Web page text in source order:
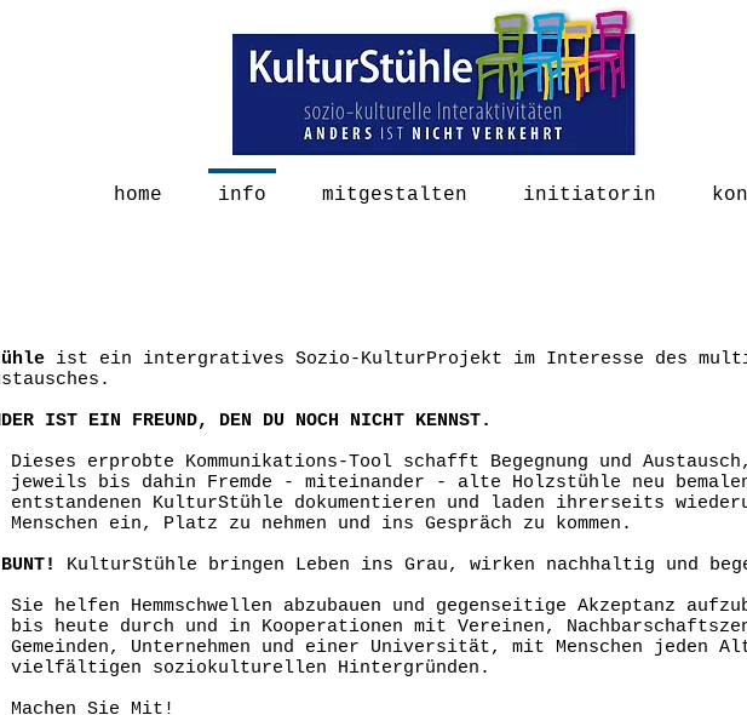
home info mitgestalten initiatorin
ist ein intergratives Sozio-KulturProjekt im Interesse des
IST EIN FREUND, DEN DU NOCH NICHT KENNST.
Dieses erprobte Kommunikations-Tool schafft Begegnung und
jeweils bis dahin Fremde - miteinander - alte Holzstühle neu
entstandenen KulturStühle dokumentieren und laden ihrerseits
Menschen ein, Platz zu nehmen und ins Gespräch zu kommen.
KulturStühle bringen Leben ins Grau, wirken nachhaltig und
Sie helfen Hemmschwellen abzubauen und gegenseitige Akzeptanz
bis heute durch und in Kooperationen mit Vereinen,
Gemeinden, Unternehmen und einer Universität, mit Menschen jeden
vielfältigen soziokulturellen Hintergründen.
Machen Sie Mit!